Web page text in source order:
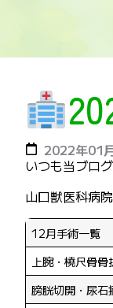
2022年01
いつも当ブロ
山口獣医科病
12月手術一覧
上腕・橈尺骨
膀胱切開・尿石